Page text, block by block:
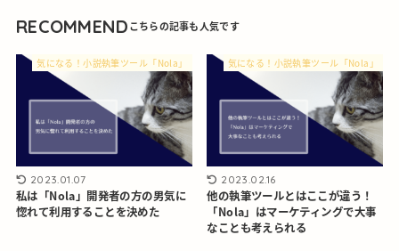
RECOMMEND
気になる！小説執筆ツール「Nola」
2023.01.07
私は「Nola」開発者の方の男気に
惚れて利用することを決めた
気になる！小説執筆ツール「Nola」
2023.02.16
他の執筆ツールとはここが違う！
「Nola」はマーケティングで大事
なことも考えられる